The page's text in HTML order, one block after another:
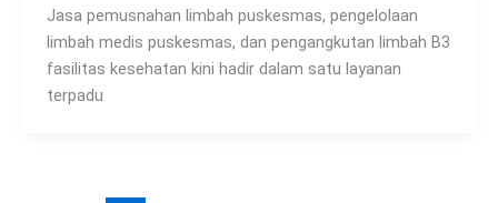
Jasa pemusnahan limbah puskesmas, pengelolaan
limbah medis puskesmas, dan pengangkutan limbah B3
fasilitas kesehatan kini hadir dalam satu layanan
terpadu